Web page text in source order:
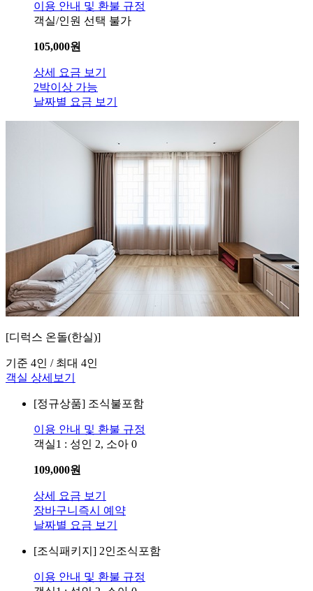
이용 안내 및 환불 규정
객실/인원 선택 불가
105,000원
상세 요금 보기
2박이상 가능
날짜별 요금 보기
[디럭스 온돌(한실)]
기준 4인 / 최대 4인
객실 상세보기
[정규상품] 조식불포함
이용 안내 및 환불 규정
객실1 : 성인 2, 소아 0
109,000원
상세 요금 보기
장바구니 즉시 예약
날짜별 요금 보기
[조식패키지] 2인조식포함
이용 안내 및 환불 규정